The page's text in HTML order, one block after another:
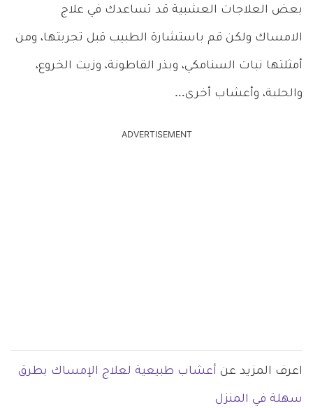
بعض العلاجات العشبية قد تساعدك في علاج
الامساك ولكن قم باستشارة الطبيب قبل تجربتها، ومن
أمثلتها نبات السنامكي، وبذر القاطونة، وزيت الخروع،
والحلبة، وأعشاب أخرى…
ADVERTISEMENT
اعرف المزيد عن أعشاب طبيعية لعلاج الإمساك بطرق
سهلة في المنزل